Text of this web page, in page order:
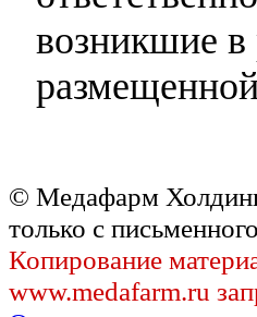
возникшие в
© Медафарм
только с
Копирование
www.medafarm.ru